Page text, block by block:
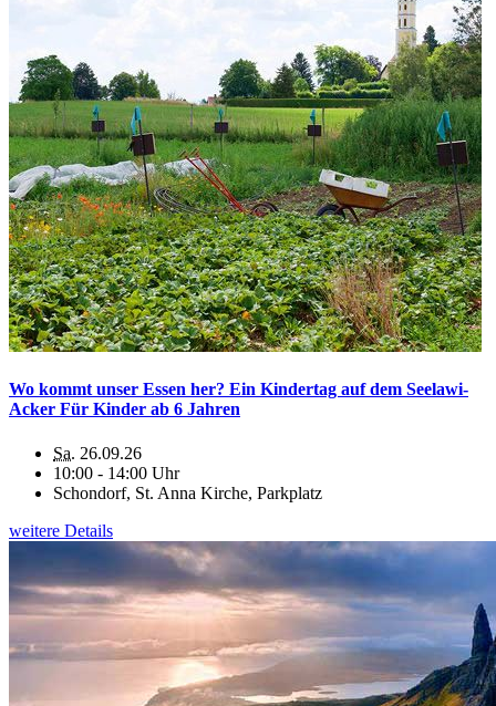
Wo kommt unser Essen her? Ein Kindertag auf dem Seelawi-
Acker Für Kinder ab 6 Jahren
Sa. 26.09.26
10:00 - 14:00 Uhr
Schondorf, St. Anna Kirche, Parkplatz
weitere Details